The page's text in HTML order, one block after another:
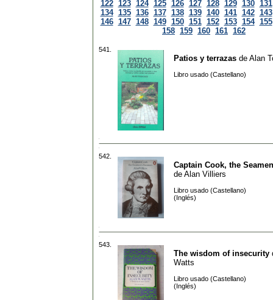
122 123 124 125 126 127 128 129 130 131
134 135 136 137 138 139 140 141 142 143
146 147 148 149 150 151 152 153 154 155
158 159 160 161 162
541.
Patios y terrazas de Alan
Libro usado (Castellano)
542.
Captain Cook, the
de Alan Villiers
Libro usado (Castellano)
(Inglés)
543.
The wisdom of insecurity
Watts
Libro usado (Castellano)
(Inglés)